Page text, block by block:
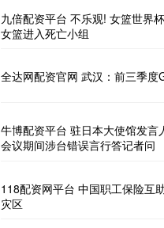
九倍配资平台 不乐观! 女篮世界
女篮进入死亡小组
全达网配资官网 武汉：前三季度
牛博配资平台 驻日本大使馆发言
会议期间涉台错误言行答记者问
118配资网平台 中国职工保险互
灾区